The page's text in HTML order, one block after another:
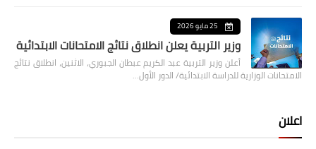
25 مايو 2026
وزير التربية يعلن انطلاق نتائج الامتحانات الابتدائية
أعلن وزير التربية عبد الكريم عبطان الجبوري، الاثنين، انطلاق نتائج
الامتحانات الوزارية للدراسة الابتدائية/ الدور الأول…
اعلان